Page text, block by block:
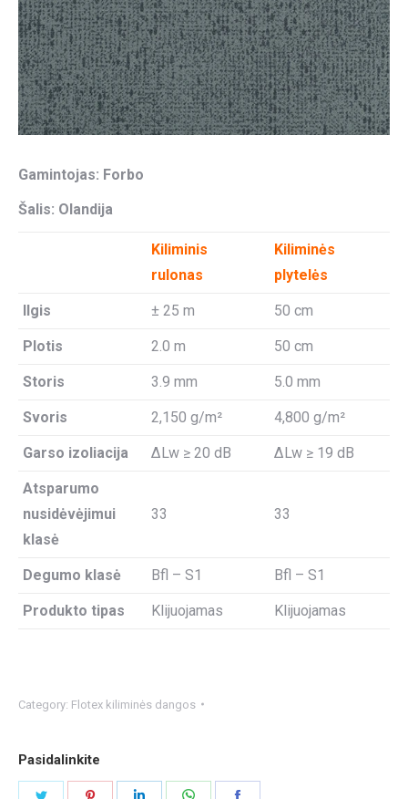
Gamintojas: Forbo
Šalis: Olandija
Kiliminis
rulonas
Kiliminės
plytelės
Ilgis ± 25 m 50 cm
Plotis 2.0 m 50 cm
Storis 3.9 mm 5.0 mm
Svoris 2,150 g/m² 4,800 g/m²
Garso izoliacija ΔLw ≥ 20 dB ΔLw ≥ 19 dB
Atsparumo
nusidėvėjimui
klasė
33 33
Degumo klasė Bfl – S1 Bfl – S1
Produkto tipas Klijuojamas Klijuojamas
Category: Flotex kiliminės dangos
Pasidalinkite